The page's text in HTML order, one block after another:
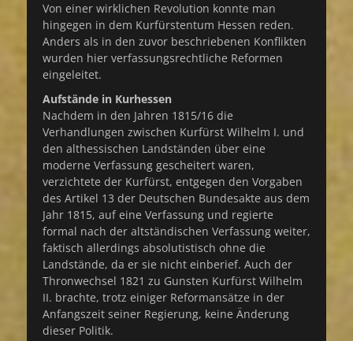
Von einer wirklichen Revolution konnte man
hingegen in dem Kurfürstentum Hessen reden.
Anders als in den zuvor beschriebenen Konflikten
wurden hier verfassungsrechtliche Reformen
eingeleitet.
Aufstände in Kurhessen
Nachdem in den Jahren 1815/16 die
Verhandlungen zwischen Kurfürst Wilhelm I. und
den althessischen Landständen über eine
moderne Verfassung gescheitert waren,
verzichtete der Kurfürst, entgegen den Vorgaben
des Artikel 13 der Deutschen Bundesakte aus dem
Jahr 1815, auf eine Verfassung und regierte
formal nach der altständischen Verfassung weiter,
faktisch allerdings absolutistisch ohne die
Landstände, da er sie nicht einberief. Auch der
Thronwechsel 1821 zu Gunsten Kurfürst Wilhelm
II. brachte, trotz einiger Reformansätze in der
Anfangszeit seiner Regierung, keine Änderung
dieser Politik.